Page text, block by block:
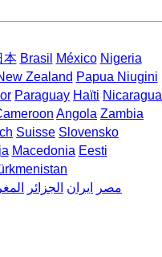
本 Brasil México Nigeria
Zealand Papua Niugini
Paraguay Haïti Nicaragua
Angola Zambia
Suisse Slovensko
Macedonia Eesti
مصر
ایران الجزائر